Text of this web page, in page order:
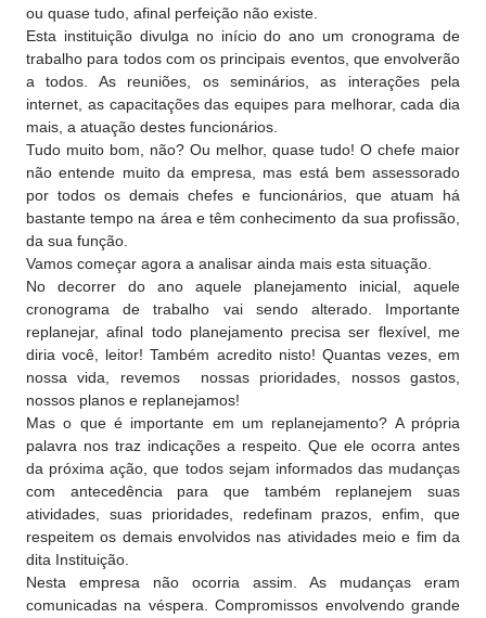
ou quase tudo, afinal perfeição não existe.
Esta instituição divulga no início do ano um cronograma de
trabalho para todos com os principais eventos, que envolverão
a todos. As reuniões, os seminários, as interações pela
internet, as capacitações das equipes para melhorar, cada dia
mais, a atuação destes funcionários.
Tudo muito bom, não? Ou melhor, quase tudo! O chefe maior
não entende muito da empresa, mas está bem assessorado
por todos os demais chefes e funcionários, que atuam há
bastante tempo na área e têm conhecimento da sua profissão,
da sua função.
Vamos começar agora a analisar ainda mais esta situação.
No decorrer do ano aquele planejamento inicial, aquele
cronograma de trabalho vai sendo alterado. Importante
replanejar, afinal todo planejamento precisa ser flexível, me
diria você, leitor! Também acredito nisto! Quantas vezes, em
nossa vida, revemos nossas prioridades, nossos gastos,
nossos planos e replanejamos!
Mas o que é importante em um replanejamento? A própria
palavra nos traz indicações a respeito. Que ele ocorra antes
da próxima ação, que todos sejam informados das mudanças
com antecedência para que também replanejem suas
atividades, suas prioridades, redefinam prazos, enfim, que
respeitem os demais envolvidos nas atividades meio e fim da
dita Instituição.
Nesta empresa não ocorria assim. As mudanças eram
comunicadas na véspera. Compromissos envolvendo grande